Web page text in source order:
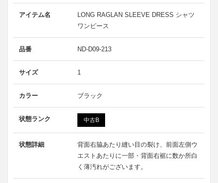
アイテム名
LONG RAGLAN SLEEVE DRESS シャツ
ワンピース
品番 ND-D09-213
サイズ 1
カラー ブラック
状態ランク 中古B
状態詳細
背面右脇あたり縫い目の裂け、前面左側ウ
エストあたりに一部・背面右裾に数か所白
く薄汚れがございます。